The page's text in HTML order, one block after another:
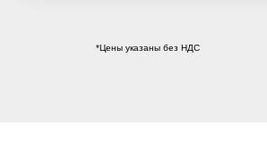
*Цены указаны без НДС